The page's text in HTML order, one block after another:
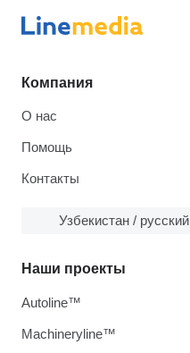
Компания
О нас
Помощь
Контакты
Узбекистан / русский
Наши проекты
Autoline™
Machineryline™